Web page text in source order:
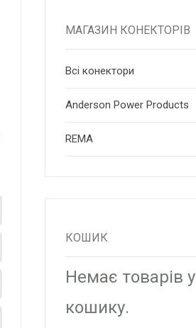
МАГАЗИН КОНЕКТОРІВ
Всі конектори
Anderson Power Products
RЕМА
КОШИК
Немає товарів у
кошику.